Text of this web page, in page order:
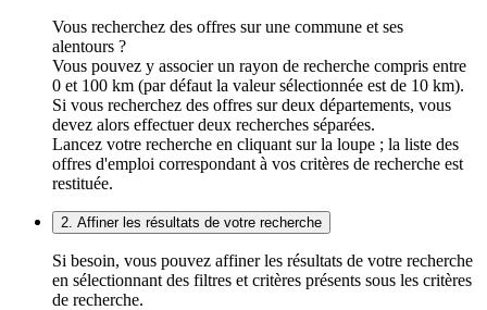
Vous recherchez des offres sur une commune et ses
alentours ?
Vous pouvez y associer un rayon de recherche compris entre
0 et 100 km (par défaut la valeur sélectionnée est de 10 km).
Si vous recherchez des offres sur deux départements, vous
devez alors effectuer deux recherches séparées.
Lancez votre recherche en cliquant sur la loupe ; la liste des
offres d'emploi correspondant à vos critères de recherche est
restituée.
2. Affiner les résultats de votre recherche
Si besoin, vous pouvez affiner les résultats de votre recherche
en sélectionnant des filtres et critères présents sous les critères
de recherche.